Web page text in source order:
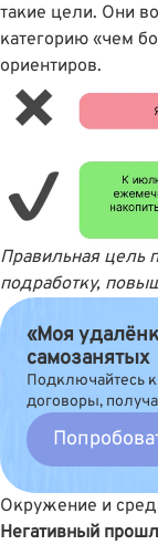
такие цели. Они
категорию «чем
ориентиров.
Правильная цель
подработку,
«Моя
самозанятых
Подключайтесь
договоры,
Окружение и
Негативный